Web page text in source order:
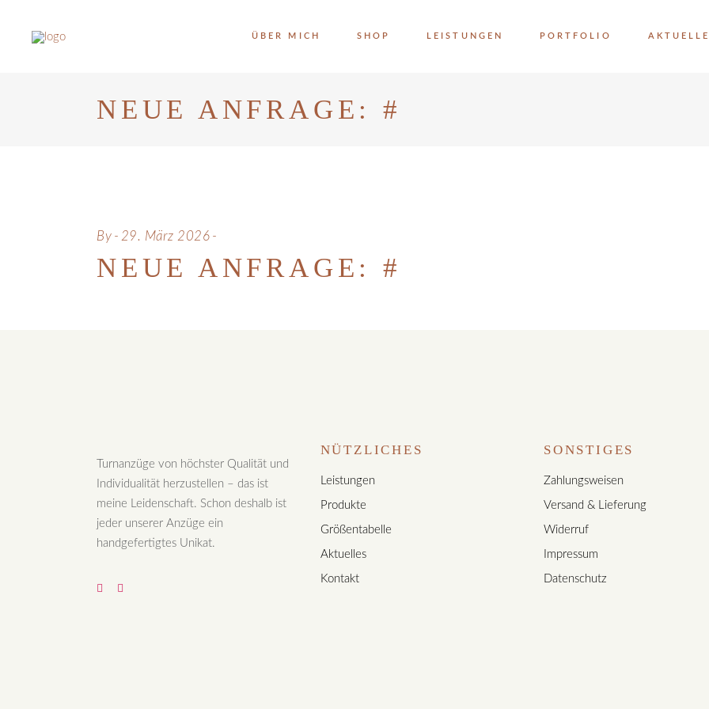
ÜBER MICH SHOP LEISTUNGEN PORTFOLIO
NEUE ANFRAGE: #
By 29. März 2026
NEUE ANFRAGE: #
Turnanzüge von höchster Qualität und
Individualität herzustellen – das ist
meine Leidenschaft. Schon deshalb ist
jeder unserer Anzüge ein
handgefertigtes Unikat.
NÜTZLICHES
Leistungen
Produkte
Größentabelle
Aktuelles
Kontakt
SONSTIGES
Zahlungsweisen
Versand & Lieferung
Widerruf
Impressum
Datenschutz